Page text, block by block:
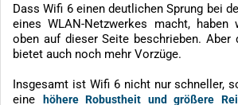
Dass Wifi 6 einen deutlichen Sprung bei
eines WLAN-Netzwerkes macht,
oben auf dieser Seite beschrieben. Aber
bietet auch noch mehr Vorzüge.
Insgesamt ist Wifi 6 nicht nur schneller,
eine
höhere Robustheit und größere